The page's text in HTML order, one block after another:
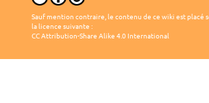
Sauf mention contraire, le contenu de ce wiki est placé
la licence suivante :
CC Attribution-Share Alike 4.0 International